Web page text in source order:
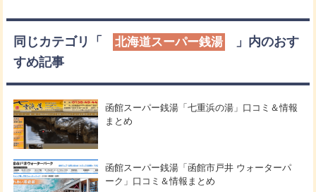
同じカテゴリ「 北海道スーパー銭湯
」内のおす
すめ記事
函館スーパー銭湯「七重浜の湯」口コミ＆情報
まとめ
函館スーパー銭湯「函館市戸井 ウォーターパ
ーク」口コミ＆情報まとめ